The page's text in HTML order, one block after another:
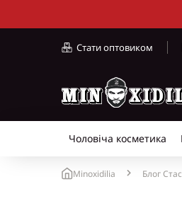
Стати оптовиком
Чоловіча косметика
Minoxidilia Блог